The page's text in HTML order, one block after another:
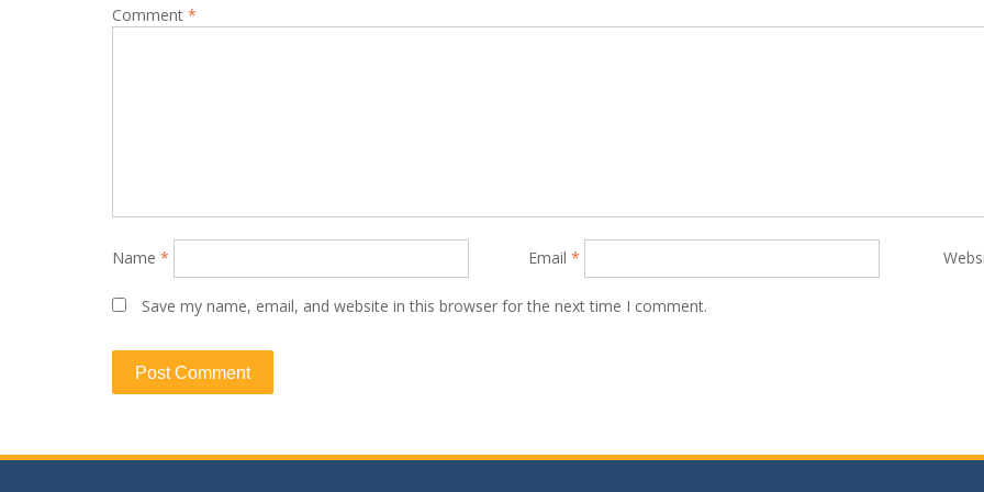
Comment *
Name * Email *
Save my name, email, and website in this browser for the next time I comment.